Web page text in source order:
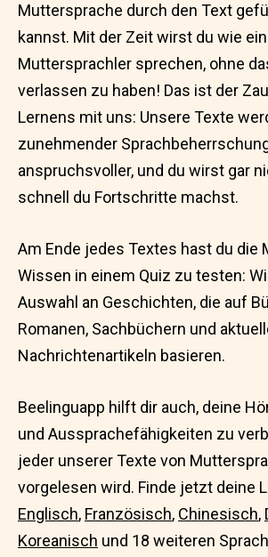
Muttersprache durch den Text
kannst. Mit der Zeit wirst du wie ein
Muttersprachler sprechen, ohne
verlassen zu haben! Das ist der
Lernens mit uns: Unsere Texte
zunehmender
anspruchsvoller, und du wirst gar
schnell du Fortschritte machst.
Am Ende jedes Textes hast du die
Wissen in einem Quiz zu testen:
Auswahl an Geschichten, die auf
Romanen, Sachbüchern und
Nachrichtenartikeln basieren.
Beelinguapp hilft dir auch, deine
und Aussprachefähigkeiten zu
jeder unserer Texte von
vorgelesen wird. Finde jetzt deine
Englisch, Französisch, Chinesisch,
Koreanisch und 18 weiteren